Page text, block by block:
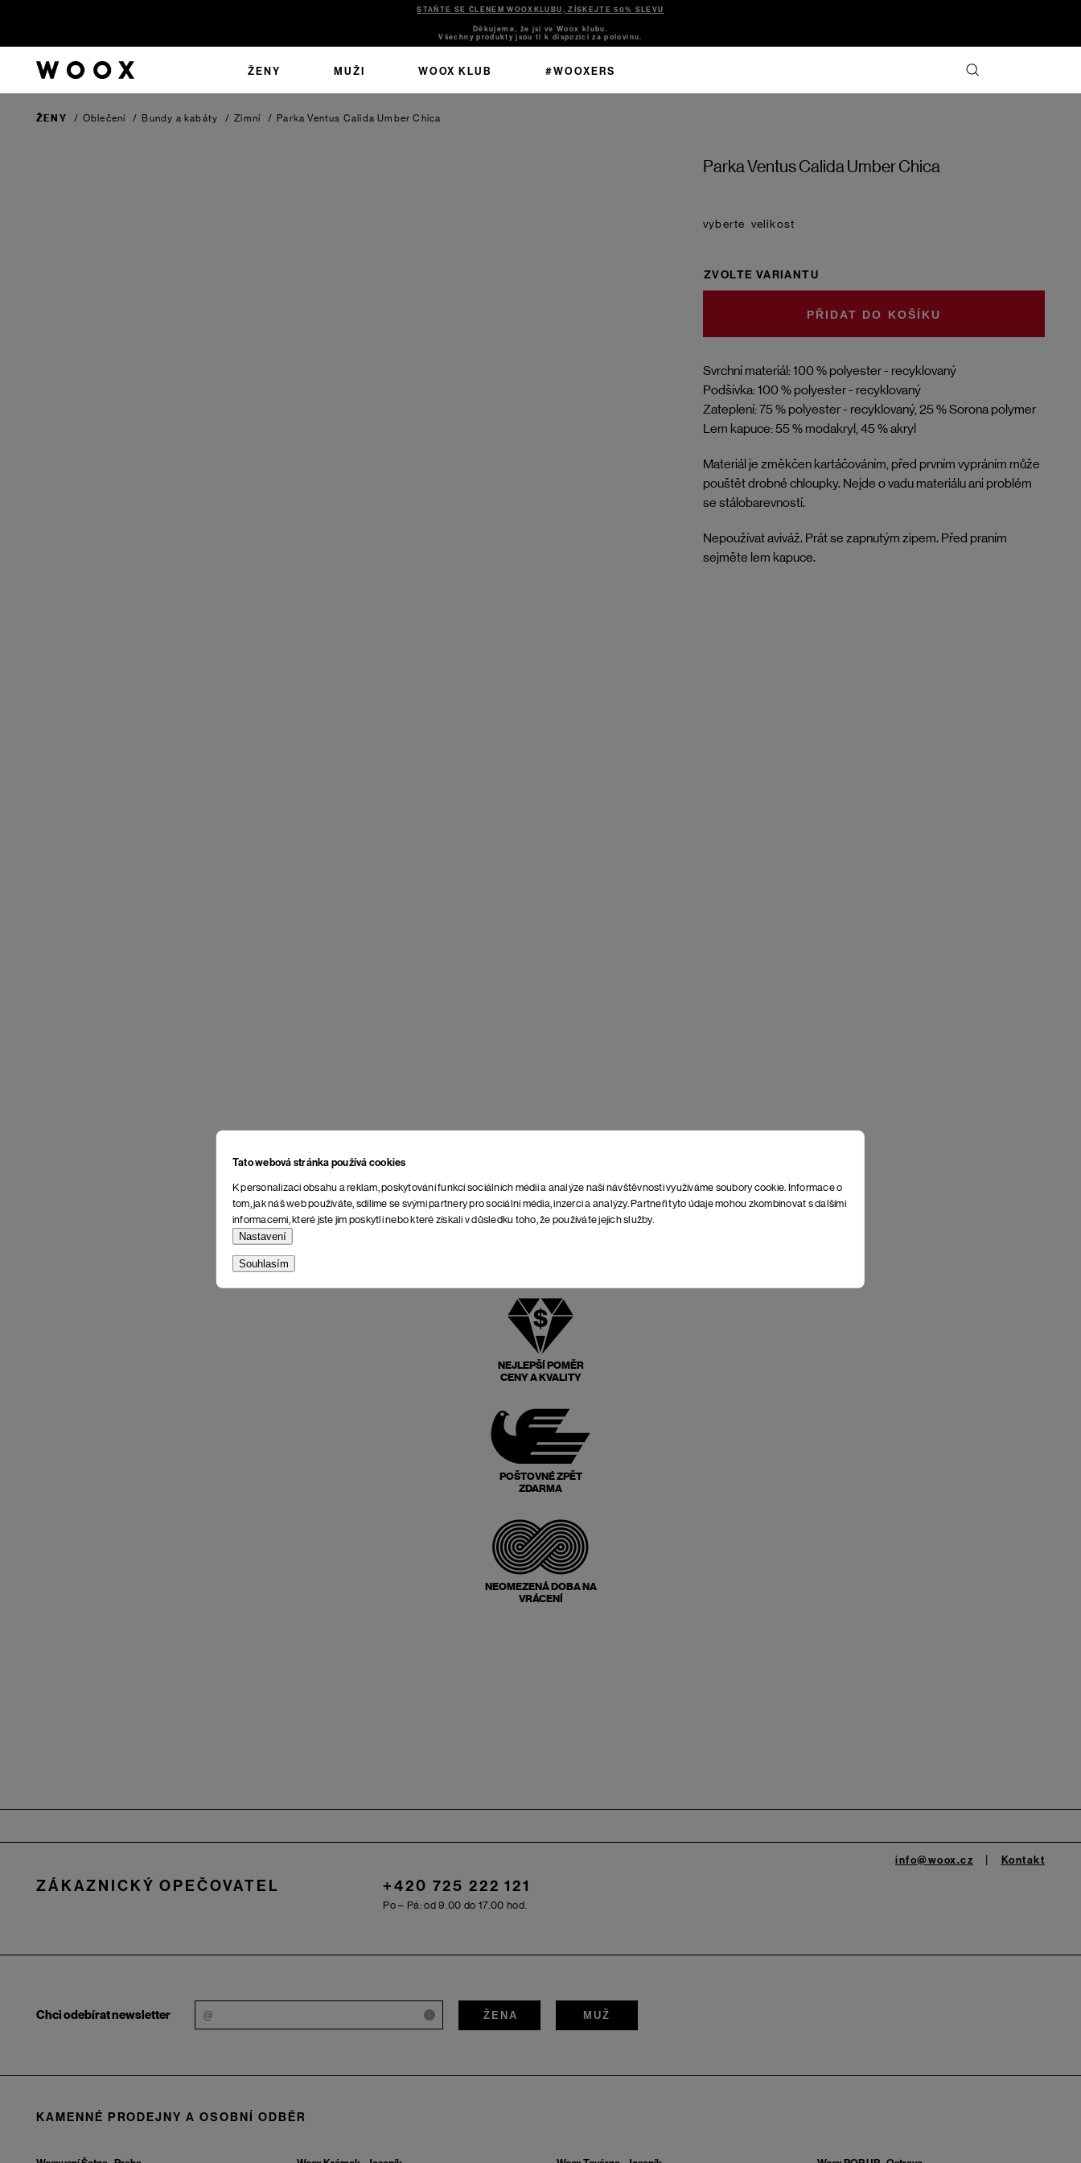
Tato webová stránka používá cookies
K personalizaci obsahu a reklam, poskytování funkcí sociálních médií a analýze naší návštěvnosti využíváme soubory cookie. Informace o
tom, jak náš web používáte, sdílíme se svými partnery pro sociální média, inzerci a analýzy. Partneři tyto údaje mohou zkombinovat s dalšími
informacemi, které jste jim poskytli nebo které získali v důsledku toho, že používáte jejich služby.
Nastavení
Souhlasím
STAŇTE SE ČLENEM WOOXKLUBU, ZÍSKEJTE 50% SLEVU
Děkujeme, že jsi ve Woox klubu.
Všechny produkty jsou ti k dispozici za polovinu.
ŽENY MUŽI WOOX KLUB #WOOXERS
ŽENY / Oblečení / Bundy a kabáty / Zimní / Parka Ventus Calida Umber Chica
Parka Ventus Calida Umber Chica
Svrchní materiál: 100 % polyester - recyklovaný
Podšívka: 100 % polyester - recyklovaný
Zateplení: 75 % polyester - recyklovaný, 25 % Sorona polymer
Lem kapuce: 55 % modakryl, 45 % akryl
Materiál je změkčen kartáčováním, před prvním vypráním může
pouštět drobné chloupky. Nejde o vadu materiálu ani problém
se stálobarevností.
Nepoužívat aviváž. Prát se zapnutým zipem. Před praním
sejměte lem kapuce.
velikost
ZVOLTE VARIANTU
DO KOŠÍKU
NEJLEPŠÍ POMĚR
CENY A KVALITY
POŠTOVNÉ ZPĚT
ZDARMA
NEOMEZENÁ DOBA NA
VRÁCENÍ
ZÁKAZNICKÝ OPEČOVATEL +420 725 222 121
Po – Pá: od 9.00 do 17.00 hod.
info@woox.cz Kontakt
Chci odebírat newsletter i ŽENA MUŽ
KAMENNÉ PRODEJNY A OSOBNÍ ODBĚR